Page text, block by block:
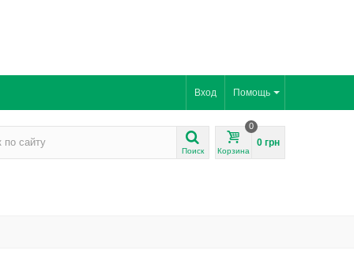
Помощь
Вход
Поиск Корзина
0
0 грн